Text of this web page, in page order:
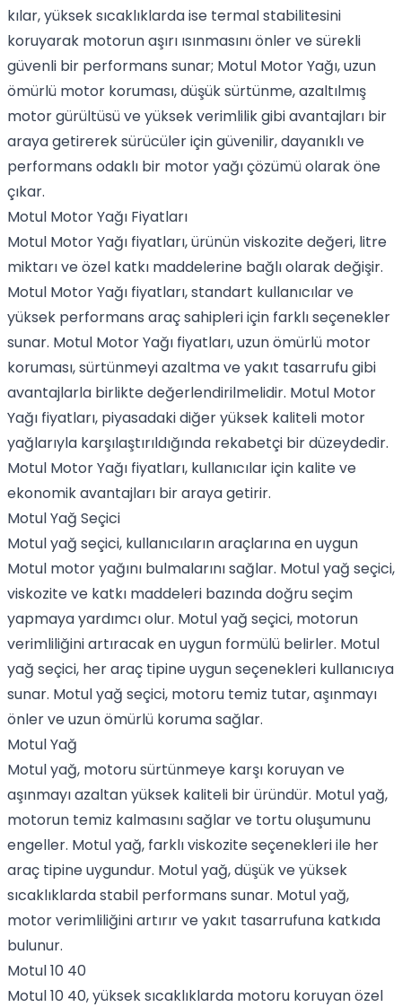
kılar, yüksek sıcaklıklarda ise termal stabilitesini
koruyarak motorun aşırı ısınmasını önler ve sürekli
güvenli bir performans sunar; Motul Motor Yağı, uzun
ömürlü motor koruması, düşük sürtünme, azaltılmış
motor gürültüsü ve yüksek verimlilik gibi avantajları bir
araya getirerek sürücüler için güvenilir, dayanıklı ve
performans odaklı bir motor yağı çözümü olarak öne
çıkar.
Motul Motor Yağı Fiyatları
Motul Motor Yağı fiyatları, ürünün viskozite değeri, litre
miktarı ve özel katkı maddelerine bağlı olarak değişir.
Motul Motor Yağı fiyatları, standart kullanıcılar ve
yüksek performans araç sahipleri için farklı seçenekler
sunar. Motul Motor Yağı fiyatları, uzun ömürlü motor
koruması, sürtünmeyi azaltma ve yakıt tasarrufu gibi
avantajlarla birlikte değerlendirilmelidir. Motul Motor
Yağı fiyatları, piyasadaki diğer yüksek kaliteli motor
yağlarıyla karşılaştırıldığında rekabetçi bir düzeydedir.
Motul Motor Yağı fiyatları, kullanıcılar için kalite ve
ekonomik avantajları bir araya getirir.
Motul Yağ Seçici
Motul yağ seçici, kullanıcıların araçlarına en uygun
Motul motor yağını bulmalarını sağlar. Motul yağ seçici,
viskozite ve katkı maddeleri bazında doğru seçim
yapmaya yardımcı olur. Motul yağ seçici, motorun
verimliliğini artıracak en uygun formülü belirler. Motul
yağ seçici, her araç tipine uygun seçenekleri kullanıcıya
sunar. Motul yağ seçici, motoru temiz tutar, aşınmayı
önler ve uzun ömürlü koruma sağlar.
Motul Yağ
Motul yağ, motoru sürtünmeye karşı koruyan ve
aşınmayı azaltan yüksek kaliteli bir üründür. Motul yağ,
motorun temiz kalmasını sağlar ve tortu oluşumunu
engeller. Motul yağ, farklı viskozite seçenekleri ile her
araç tipine uygundur. Motul yağ, düşük ve yüksek
sıcaklıklarda stabil performans sunar. Motul yağ,
motor verimliliğini artırır ve yakıt tasarrufuna katkıda
bulunur.
Motul 10 40
Motul 10 40, yüksek sıcaklıklarda motoru koruyan özel